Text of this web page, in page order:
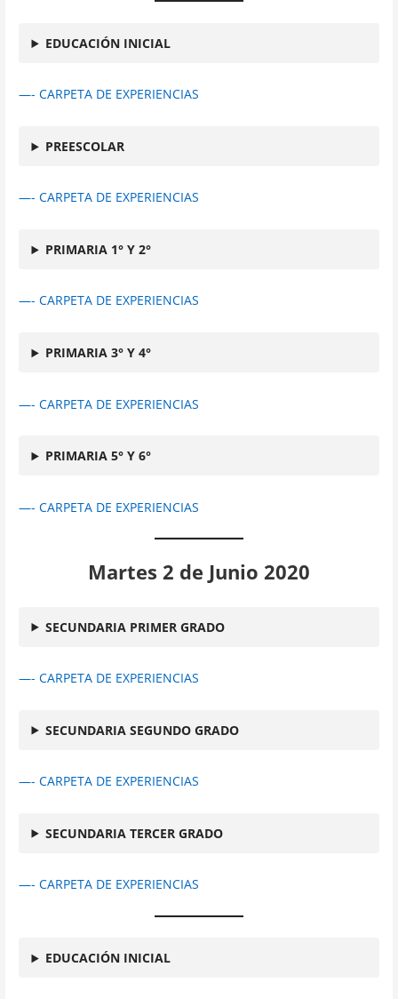
EDUCACIÓN INICIAL
—- CARPETA DE EXPERIENCIAS
PREESCOLAR
—- CARPETA DE EXPERIENCIAS
PRIMARIA 1° Y 2°
—- CARPETA DE EXPERIENCIAS
PRIMARIA 3° Y 4°
—- CARPETA DE EXPERIENCIAS
PRIMARIA 5° Y 6°
—- CARPETA DE EXPERIENCIAS
Martes 2 de Junio 2020
SECUNDARIA PRIMER GRADO
—- CARPETA DE EXPERIENCIAS
SECUNDARIA SEGUNDO GRADO
—- CARPETA DE EXPERIENCIAS
SECUNDARIA TERCER GRADO
—- CARPETA DE EXPERIENCIAS
EDUCACIÓN INICIAL